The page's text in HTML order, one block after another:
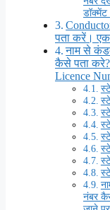
पता करें।
नाम से
कैसे पता
Licence
नंबर